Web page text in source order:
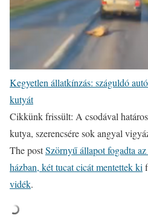
Kegyetlen állatkínzás: száguldó
kutyát
Cikkünk frissült: A csodával
kutya, szerencsére sok angyal
The postSzörnyű állapot fogadta
házban, két tucat cicát mentettek ki
vidék.